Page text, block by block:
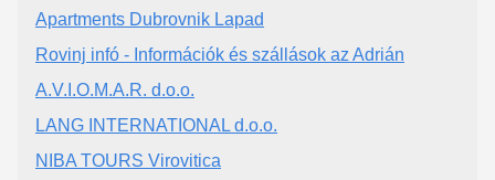
Apartments Dubrovnik Lapad
Rovinj infó - Információk és szállások az Adrián
A.V.I.O.M.A.R. d.o.o.
LANG INTERNATIONAL d.o.o.
NIBA TOURS Virovitica